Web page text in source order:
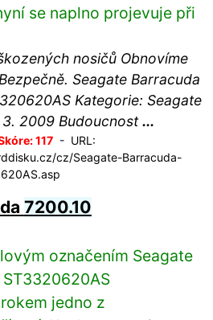
se naplno projevuje při
nosičů Obnovíme
Seagate Barracuda
Kategorie: Seagate
2009 Budoucnost...
117- URL:
cz/Seagate-Barracuda-
7200.10
označením Seagate
ST3320620AS
jedno z